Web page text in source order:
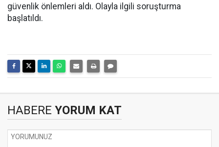
güvenlik önlemleri aldı. Olayla ilgili soruşturma
başlatıldı.
HABERE YORUM KAT